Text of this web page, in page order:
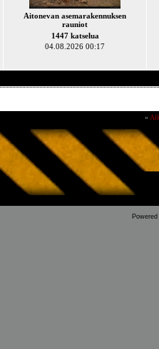
Aitonevan asemarakennuksen
rauniot
1447 katselua
04.08.2026 00:17
»